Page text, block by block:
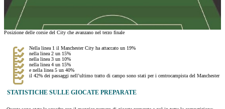
Posizione delle corsie del City che avanzano nel terzo finale
Nella linea 1 il Manchester City ha attaccato un 19%
nella linea 2 un 15%
nella linea 3 un 10%
nella linea 4 un 15%
e nella linea 5 un 40%
il 42% dei passaggi nell’ultimo tratto di campo sono stati per i centrocampista del Manchester
STATISTICHE SULLE GIOCATE PREPARATE